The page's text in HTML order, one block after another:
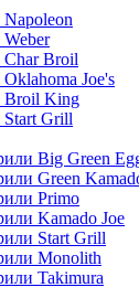
Broil
Joe's
Broil King
Grill
Big Green
Green
Primo
Kamado Joe
Start Grill
Monolith
Takimura